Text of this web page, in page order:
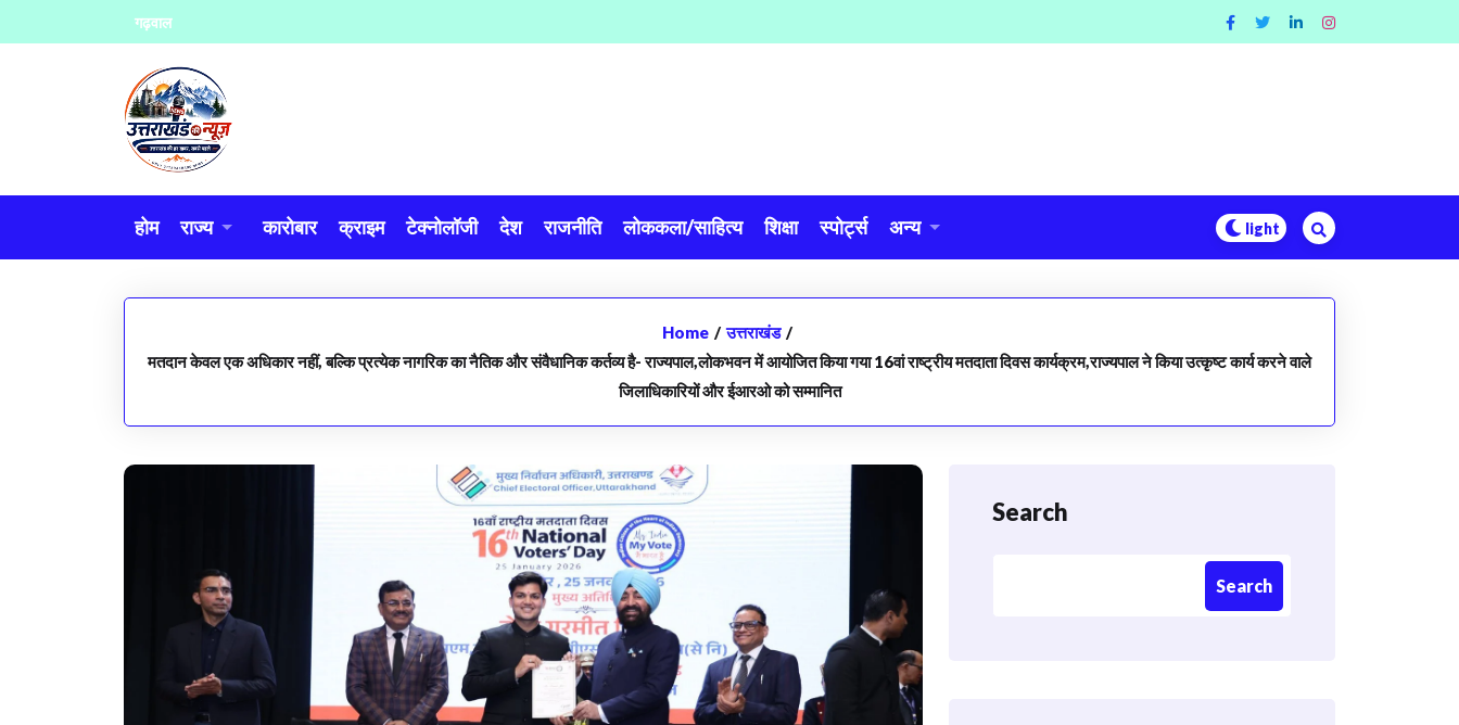
to
गढ़वाल
होम राज्य कारोबार क्राइम टेक्नोलॉजी देश राजनीति लोककला/साहित्य शिक्षा स्पोर्ट्स अन्य
Home / उत्तराखंड /
मतदान केवल एक अधिकार नहीं, बल्कि प्रत्येक नागरिक का नैतिक और संवैधानिक कर्तव्य है- राज्यपाल,लोकभवन में आयोजित किया गया 16वां राष्ट्रीय मतदाता दिवस कार्यक्रम,राज्यपाल ने किया उत्कृष्ट कार्य करने वाले
जिलाधिकारियों और ईआरओ को सम्मानित
Search
Search